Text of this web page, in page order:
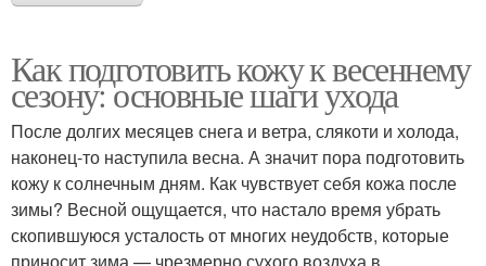
Как подготовить кожу к весеннему
сезону: основные шаги ухода
После долгих месяцев снега и ветра, слякоти и холода,
наконец-то наступила весна. А значит пора подготовить
кожу к солнечным дням. Как чувствует себя кожа после
зимы? Весной ощущается, что настало время убрать
скопившуюся усталость от многих неудобств, которые
приносит зима — чрезмерно сухого воздуха в